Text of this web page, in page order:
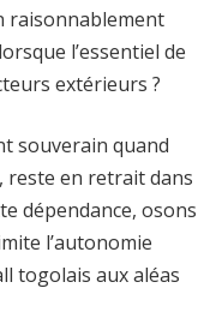
raisonnablement
l’essentiel de
extérieurs ?
souverain quand
reste en retrait dans
dépendance, osons
l’autonomie
togolais aux aléas